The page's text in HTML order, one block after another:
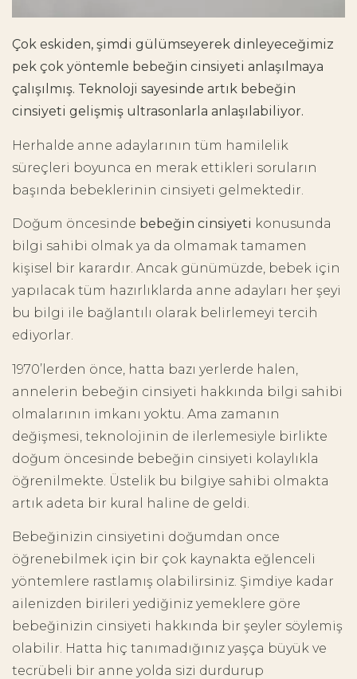
Çok eskiden, şimdi gülümseyerek dinleyeceğimiz
pek çok yöntemle bebeğin cinsiyeti anlaşılmaya
çalışılmış. Teknoloji sayesinde artık bebeğin
cinsiyeti gelişmiş ultrasonlarla anlaşılabiliyor.
Herhalde anne adaylarının tüm hamilelik
süreçleri boyunca en merak ettikleri soruların
başında bebeklerinin cinsiyeti gelmektedir.
Doğum öncesinde bebeğin cinsiyeti konusunda
bilgi sahibi olmak ya da olmamak tamamen
kişisel bir karardır. Ancak günümüzde, bebek için
yapılacak tüm hazırlıklarda anne adayları her şeyi
bu bilgi ile bağlantılı olarak belirlemeyi tercih
ediyorlar.
1970’lerden önce, hatta bazı yerlerde halen,
annelerin bebeğin cinsiyeti hakkında bilgi sahibi
olmalarının imkanı yoktu. Ama zamanın
değişmesi, teknolojinin de ilerlemesiyle birlikte
doğum öncesinde bebeğin cinsiyeti kolaylıkla
öğrenilmekte. Üstelik bu bilgiye sahibi olmakta
artık adeta bir kural haline de geldi.
Bebeğinizin cinsiyetini doğumdan once
öğrenebilmek için bir çok kaynakta eğlenceli
yöntemlere rastlamış olabilirsiniz. Şimdiye kadar
ailenizden birileri yediğiniz yemeklere göre
bebeğinizin cinsiyeti hakkında bir şeyler söylemiş
olabilir. Hatta hiç tanımadığınız yaşça büyük ve
tecrübeli bir anne yolda sizi durdurup